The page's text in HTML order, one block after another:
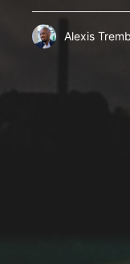
Alexis